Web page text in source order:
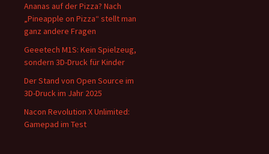
Ananas auf der Pizza? Nach
„Pineapple on Pizza“ stellt man
ganz andere Fragen
Geeetech M1S: Kein Spielzeug,
sondern 3D-Druck für Kinder
Der Stand von Open Source im
3D-Druck im Jahr 2025
Nacon Revolution X Unlimited:
Gamepad im Test